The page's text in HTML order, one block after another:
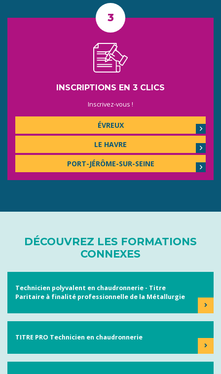
INSCRIPTIONS EN 3 CLICS
Inscrivez-vous !
ÉVREUX
LE HAVRE
PORT-JÉRÔME-SUR-SEINE
DÉCOUVREZ LES FORMATIONS
CONNEXES
Technicien polyvalent en chaudronnerie - Titre
Paritaire à finalité professionnelle de la Métallurgie
TITRE PRO Technicien en chaudronnerie